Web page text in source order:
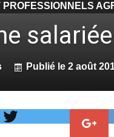
Publié le 2 août